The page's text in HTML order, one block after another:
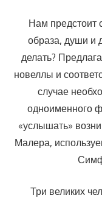
Нам предстоит
образа, души и
делать?
новеллы и
случае
одноименного
«услышать»
Малера,
Три великих